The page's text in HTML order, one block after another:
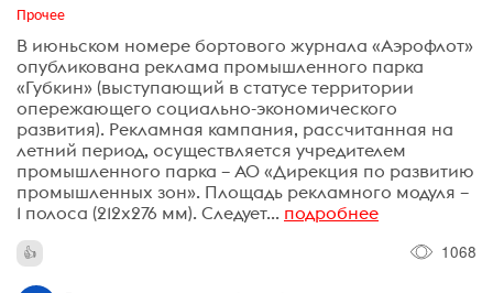
Прочее
В июньском номере бортового журнала «Аэрофлот»
опубликована реклама промышленного парка
«Губкин» (выступающий в статусе территории
опережающего социально-экономического
развития). Рекламная кампания, рассчитанная на
летний период, осуществляется учредителем
промышленного парка – АО «Дирекция по развитию
промышленных зон». Площадь рекламного модуля –
1 полоса (212х276 мм). Следует... подробнее
1068